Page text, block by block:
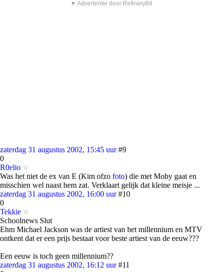
▼ Advertentie door Refinery89
zaterdag 31 augustus 2002, 15:45 uur #9
0
R0elio
Was het niet de ex van E (Kim ofzo foto) die met Moby gaat en
misschien wel naast hem zat. Verklaart gelijk dat kleine meisje ...
zaterdag 31 augustus 2002, 16:00 uur #10
0
Tekkie
Schoolnews Slut
Ehm Michael Jackson was de artiest van het millennium en MTV
ontkent dat er een prijs bestaat voor beste artiest van de eeuw???
Een eeuw is toch geen millennium??
zaterdag 31 augustus 2002, 16:12 uur #11